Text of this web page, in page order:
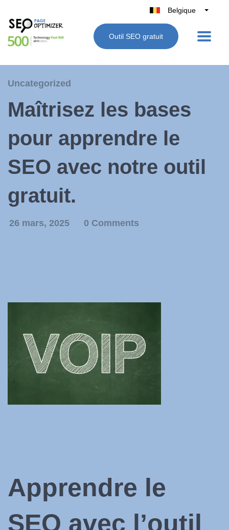
Belgique
België
Nederland
España
Outil SEO gratuit
Uncategorized
Maîtrisez les bases
pour apprendre le
SEO avec notre outil
gratuit.
26 mars, 2025 0 Comments
Apprendre le
SEO avec l’outil